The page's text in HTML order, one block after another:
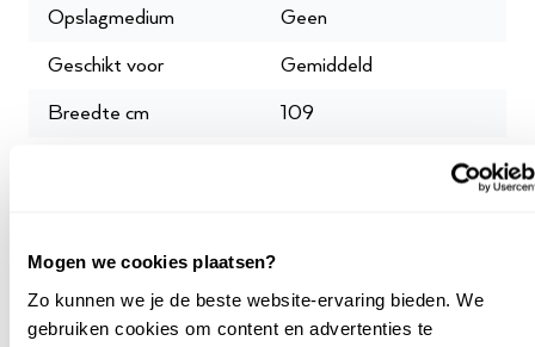
Mogen we cookies plaatsen?
Zo kunnen we je de beste website-ervaring bieden. We
gebruiken cookies om content en advertenties te
Opslagmedium
Geen
Geschikt voor
Gemiddeld
Breedte cm
109